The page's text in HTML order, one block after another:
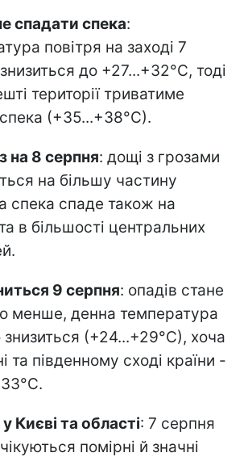
спадати спека:
повітря на заході 7
до +27...+32°С, тоді
території триватиме
(+35...+38°С).
на 8 серпня: дощі з грозами
на більшу частину
спека спаде також на
в більшості центральних
9 серпня: опадів стане
менше, денна температура
знизиться (+24...+29°С), хоча
та південному сході країни -
Києві та області: 7 серпня
помірні й значні